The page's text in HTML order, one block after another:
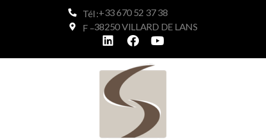
Tél :+33 670 52 37 38
F –38250 VILLARD DE LANS